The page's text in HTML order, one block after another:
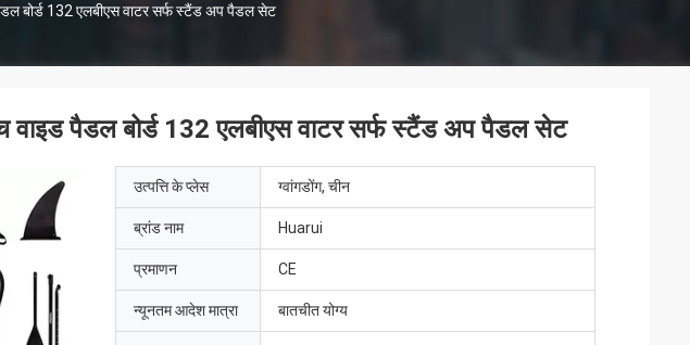
बोर्ड 132 एलबीएस वाटर सर्फ स्टैंड अप पैडल सेट
वाइड पैडल बोर्ड 132 एलबीएस वाटर सर्फ स्टैंड अप पैडल सेट
उत्पत्ति के प्लेस ग्वांगडोंग, चीन
ब्रांड नाम Huarui
प्रमाणन CE
न्यूनतम आदेश मात्रा बातचीत योग्य